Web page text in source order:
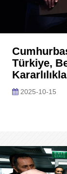
Türkiye,
2025-10-15